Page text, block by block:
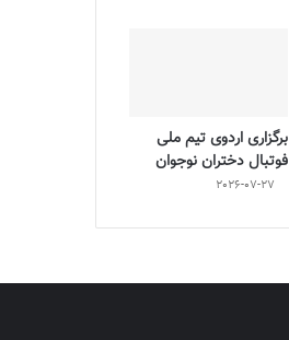
برگزاری اردوی تیم ملی
فوتبال دختران نوجوان
2026-07-27